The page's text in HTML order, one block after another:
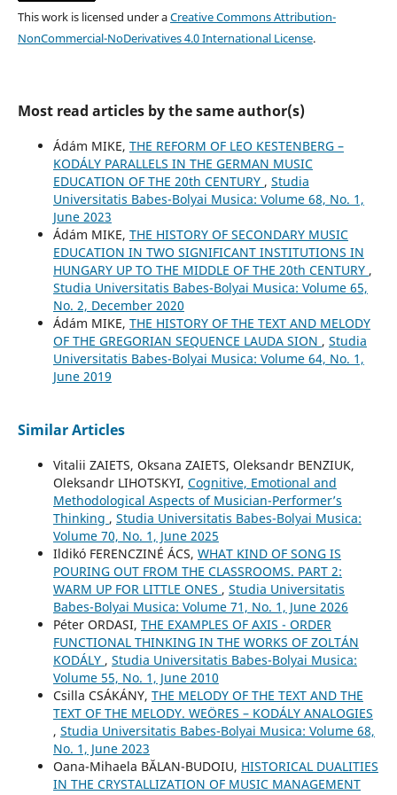
This work is licensed under aCreative Commons Attribution-
NonCommercial-NoDerivatives 4.0 International License.
Most read articles by the same author(s)
Ádám MIKE, THE REFORM OF LEO KESTENBERG –
KODÁLY PARALLELS IN THE GERMAN MUSIC
EDUCATION OF THE 20th CENTURY , Studia
Universitatis Babes-Bolyai Musica: Volume 68, No. 1,
June 2023
Ádám MIKE, THE HISTORY OF SECONDARY MUSIC
EDUCATION IN TWO SIGNIFICANT INSTITUTIONS IN
HUNGARY UP TO THE MIDDLE OF THE 20th CENTURY ,
Studia Universitatis Babes-Bolyai Musica: Volume 65,
No. 2, December 2020
Ádám MIKE, THE HISTORY OF THE TEXT AND MELODY
OF THE GREGORIAN SEQUENCE LAUDA SION , Studia
Universitatis Babes-Bolyai Musica: Volume 64, No. 1,
June 2019
Similar Articles
Vitalіi ZAIETS, Oksana ZAIETS, Oleksandr BENZIUK,
Oleksandr LIHOTSKYI, Cognitive, Emotional and
Methodological Aspects of Musician-Performer’s
Thinking , Studia Universitatis Babes-Bolyai Musica:
Volume 70, No. 1, June 2025
Ildikó FERENCZINÉ ÁCS, WHAT KIND OF SONG IS
POURING OUT FROM THE CLASSROOMS. PART 2:
WARM UP FOR LITTLE ONES , Studia Universitatis
Babes-Bolyai Musica: Volume 71, No. 1, June 2026
Péter ORDASI, THE EXAMPLES OF AXIS - ORDER
FUNCTIONAL THINKING IN THE WORKS OF ZOLTÁN
KODÁLY , Studia Universitatis Babes-Bolyai Musica:
Volume 55, No. 1, June 2010
Csilla CSÁKÁNY, THE MELODY OF THE TEXT AND THE
TEXT OF THE MELODY. WEÖRES – KODÁLY ANALOGIES
, Studia Universitatis Babes-Bolyai Musica: Volume 68,
No. 1, June 2023
Oana-Mihaela BĂLAN-BUDOIU, HISTORICAL DUALITIES
IN THE CRYSTALLIZATION OF MUSIC MANAGEMENT